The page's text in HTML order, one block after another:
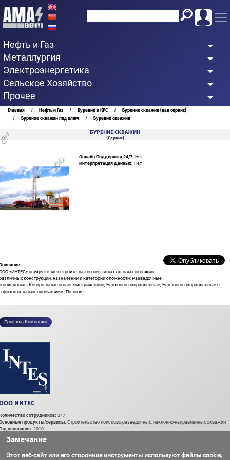
Перейти
к
содержанию
Нефть и Газ
Металлургия
Электроэнергетика
Сельское Хозяйство
Прочее
Строка
навигации
Главная Нефть и Газ Бурение и КРС
Бурение скважин (как сервис)
Бурение скважин под ключ
Бурение скважин
БУРЕНИЕ СКВАЖИН
(Сервис)
Онлайн Поддержка 24/7: Нет
Интерпретация Данных: Нет
«ИНТЕС» осуществляет строительство нефтяных газовых скважин
конструкций, назначений и категорий сложности: Разведочные
поисковые; Контрольные и пьезометрические; Наклонно-направленные; Наклонно-направленные с
окончанием; Пологие.
Профиль Компании
ИНТЕС
сотрудников: 347
продукты/сервисы: Строительство поисково-разведочных, наклонно-направленных скважин
основания: 2010
see company contact information you need to be
in.
Замечание
Этот веб-сайт или его сторонние инструменты используют файлы cookie,